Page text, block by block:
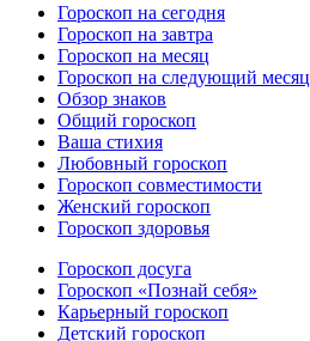
Гороскоп на сегодня
Гороскоп на завтра
Гороскоп на месяц
Гороскоп на следующий месяц
Обзор знаков
Общий гороскоп
Ваша стихия
Любовный гороскоп
Гороскоп совместимости
Женский гороскоп
Гороскоп здоровья
Гороскоп досуга
Гороскоп «Познай себя»
Карьерный гороскоп
Детский гороскоп